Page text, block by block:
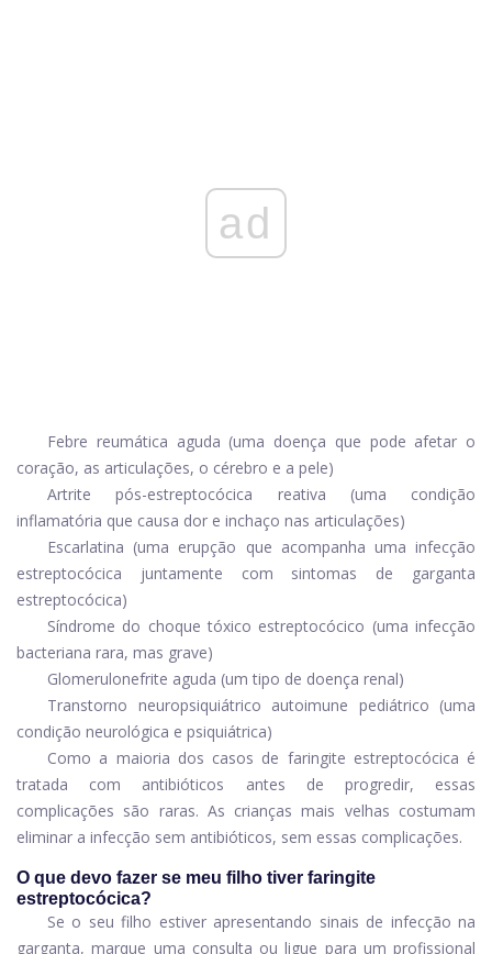
ad
Febre reumática aguda (uma doença que pode afetar o
coração, as articulações, o cérebro e a pele)
Artrite pós-estreptocócica reativa (uma condição
inflamatória que causa dor e inchaço nas articulações)
Escarlatina (uma erupção que acompanha uma infecção
estreptocócica juntamente com sintomas de garganta
estreptocócica)
Síndrome do choque tóxico estreptocócico (uma infecção
bacteriana rara, mas grave)
Glomerulonefrite aguda (um tipo de doença renal)
Transtorno neuropsiquiátrico autoimune pediátrico (uma
condição neurológica e psiquiátrica)
Como a maioria dos casos de faringite estreptocócica é
tratada com antibióticos antes de progredir, essas
complicações são raras. As crianças mais velhas costumam
eliminar a infecção sem antibióticos, sem essas complicações.
O que devo fazer se meu filho tiver faringite
estreptocócica?
Se o seu filho estiver apresentando sinais de infecção na
garganta, marque uma consulta ou ligue para um profissional